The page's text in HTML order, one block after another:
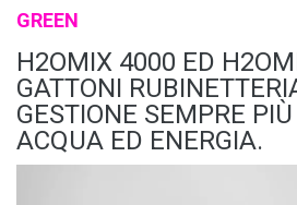
GREEN
H2OMIX 4000 ED
GATTONI
GESTIONE SEMPRE
ACQUA ED ENERGIA.